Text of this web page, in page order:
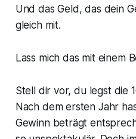
Und das Geld, das dein
gleich mit.
Lass mich das mit einem
Stell dir vor, du legst die
Nach dem ersten Jahr
Gewinn beträgt